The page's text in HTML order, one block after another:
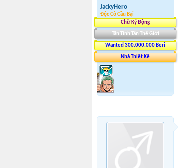
JackyHero
Độc Cô Cầu Bại
Chữ Ký Động
Tân Tinh Tân Thế Giới
Wanted 300.000.000 Beri
Nhà Thiết Kế